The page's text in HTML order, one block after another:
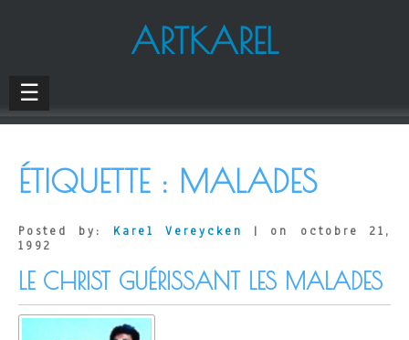
ARTKAREL
☰
ÉTIQUETTE : MALADES
Posted by: Karel Vereycken
| on octobre 21,
1992
LE CHRIST GUÉRISSANT LES MALADES